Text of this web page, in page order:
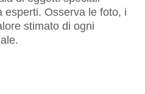
esperti. Osserva le foto, i
stimato di ogni